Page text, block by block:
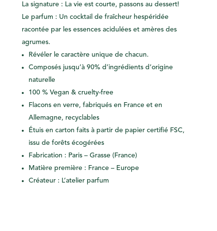
La signature : La vie est courte, passons au dessert!
Le parfum : Un cocktail de fraîcheur hespéridée
racontée par les essences acidulées et amères des
agrumes.
Révéler le caractère unique de chacun.
Composés jusqu’à 90% d’ingrédients d’origine
naturelle
100 % Vegan & cruelty-free
Flacons en verre, fabriqués en France et en
Allemagne, recyclables
Étuis en carton faits à partir de papier certifié FSC,
issu de forêts écogérées
Fabrication : Paris – Grasse (France)
Matière première : France – Europe
Créateur : L’atelier parfum